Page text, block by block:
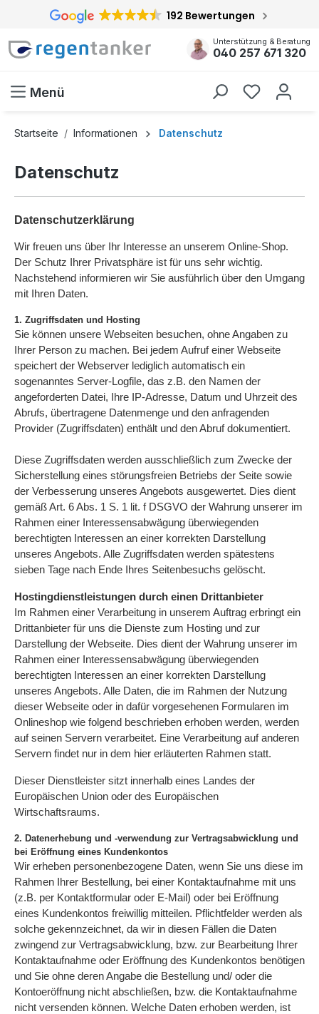
springen 192 Bewertungen
Unterstützung & Beratung
040 257 671 320
Menü
Startseite Informationen Datenschutz
Datenschutz
Datenschutzerklärung
Wir freuen uns über Ihr Interesse an unserem Online-Shop.
Der Schutz Ihrer Privatsphäre ist für uns sehr wichtig.
Nachstehend informieren wir Sie ausführlich über den Umgang
mit Ihren Daten.
1. Zugriffsdaten und Hosting
Sie können unsere Webseiten besuchen, ohne Angaben zu
Ihrer Person zu machen. Bei jedem Aufruf einer Webseite
speichert der Webserver lediglich automatisch ein
sogenanntes Server-Logfile, das z.B. den Namen der
angeforderten Datei, Ihre IP-Adresse, Datum und Uhrzeit des
Abrufs, übertragene Datenmenge und den anfragenden
Provider (Zugriffsdaten) enthält und den Abruf dokumentiert.
Diese Zugriffsdaten werden ausschließlich zum Zwecke der
Sicherstellung eines störungsfreien Betriebs der Seite sowie
der Verbesserung unseres Angebots ausgewertet. Dies dient
gemäß Art. 6 Abs. 1 S. 1 lit. f DSGVO der Wahrung unserer im
Rahmen einer Interessensabwägung überwiegenden
berechtigten Interessen an einer korrekten Darstellung
unseres Angebots. Alle Zugriffsdaten werden spätestens
sieben Tage nach Ende Ihres Seitenbesuchs gelöscht.
Hostingdienstleistungen durch einen Drittanbieter
Im Rahmen einer Verarbeitung in unserem Auftrag erbringt ein
Drittanbieter für uns die Dienste zum Hosting und zur
Darstellung der Webseite. Dies dient der Wahrung unserer im
Rahmen einer Interessensabwägung überwiegenden
berechtigten Interessen an einer korrekten Darstellung
unseres Angebots. Alle Daten, die im Rahmen der Nutzung
dieser Webseite oder in dafür vorgesehenen Formularen im
Onlineshop wie folgend beschrieben erhoben werden, werden
auf seinen Servern verarbeitet. Eine Verarbeitung auf anderen
Servern findet nur in dem hier erläuterten Rahmen statt.
Dieser Dienstleister sitzt innerhalb eines Landes der
Europäischen Union oder des Europäischen
Wirtschaftsraums.
2. Datenerhebung und -verwendung zur Vertragsabwicklung und
bei Eröffnung eines Kundenkontos
Wir erheben personenbezogene Daten, wenn Sie uns diese im
Rahmen Ihrer Bestellung, bei einer Kontaktaufnahme mit uns
(z.B. per Kontaktformular oder E-Mail) oder bei Eröffnung
eines Kundenkontos freiwillig mitteilen. Pflichtfelder werden als
solche gekennzeichnet, da wir in diesen Fällen die Daten
zwingend zur Vertragsabwicklung, bzw. zur Bearbeitung Ihrer
Kontaktaufnahme oder Eröffnung des Kundenkontos benötigen
und Sie ohne deren Angabe die Bestellung und/ oder die
Kontoeröffnung nicht abschließen, bzw. die Kontaktaufnahme
nicht versenden können. Welche Daten erhoben werden, ist